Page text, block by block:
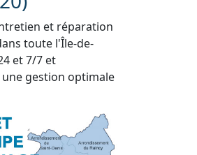
et réparation
toute l'Île-de-
et 7/7 et
gestion optimale